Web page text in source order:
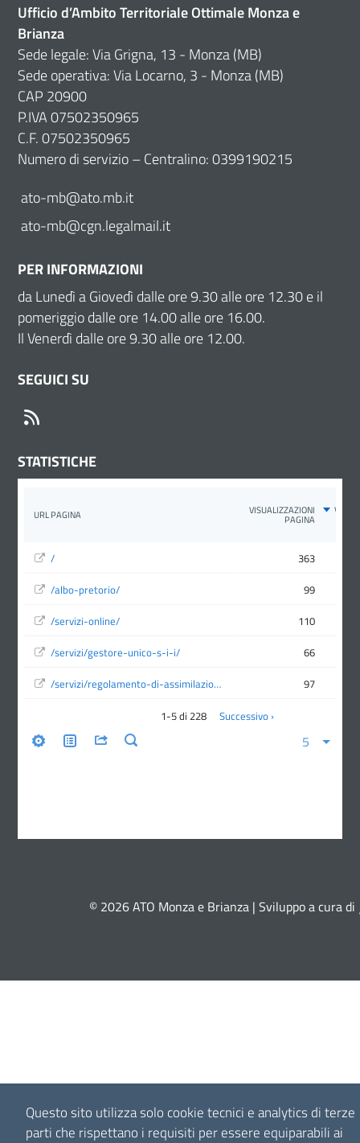
Questo sito utilizza solo cookie tecnici e analytics di terze
parti che rispettano i requisiti per essere equiparabili ai
Ufficio d’Ambito Territoriale Ottimale Monza e
Brianza
Sede legale: Via Grigna, 13 - Monza (MB)
Sede operativa: Via Locarno, 3 - Monza (MB)
CAP 20900
P.IVA 07502350965
C.F. 07502350965
Numero di servizio – Centralino: 0399190215
ato-mb@ato.mb.it
ato-mb@cgn.legalmail.it
PER INFORMAZIONI
da Lunedì a Giovedì dalle ore 9.30 alle ore 12.30 e il
pomeriggio dalle ore 14.00 alle ore 16.00.
Il Venerdì dalle ore 9.30 alle ore 12.00.
SEGUICI SU
STATISTICHE
© 2026 ATO Monza e Brianza | Sviluppo a cura di